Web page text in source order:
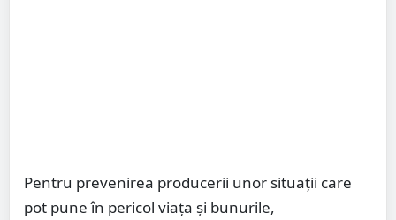
Pentru prevenirea producerii unor situații care
pot pune în pericol viața și bunurile,